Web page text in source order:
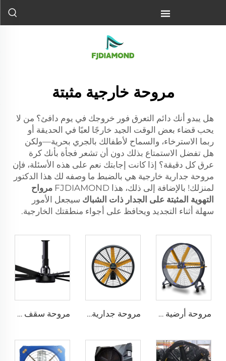
مروحة خارجية مثبتة
هل يبدو أنك دائم التعرق فور خروجك في يوم دافئ؟ من لا
يحب قضاء بعض الوقت الجيد خارجًا لعبًا في الحديقة أو
ربما الاسترخاء، والسماح لأطفالك بالجري بحرية—ولكن
هل تفضل الاستمتاع بذلك دون أن تشعر فجأة بأنك كرة
عرق كل دقيقة؟ إذا كانت إجابتك نعم على هذه الأسئلة، فإن
مروحة جدارية خارجية هي بالضبط ما وصفه لك هذا الدكتور
لمنزلك! بالإضافة إلى ذلك، هذا FJDIAMOND
مرواح
التهوية المثبتة على الجدار ذات الشباك سيجعل الأمور
سهلة أثناء التجديد ويحافظ على أجواء منطقتك الخارجية.
مروحة أرضية كبيرة بحجم 2 متر ومحرك PMSM قابل للحركة لمجالات الرياضة مروحة جدارية كبيرة بقياس 0.9 متر و1.2 متر ذات جودة عالية لمخازن البضائع، محرك بجهد 220 فولت مخصص للمرافق الصناعية والمطاعم والمزارع والفنادق مروحة سقف صناعية كبيرة من نوع HVLS بقطر 24 قدم ومزودة بمحرك PMSM IE5 وطاقة AC، مروحة كهربائية بطول 7.3 متر لاستخدامها في مصانع الألبان بجهد 380 فولت